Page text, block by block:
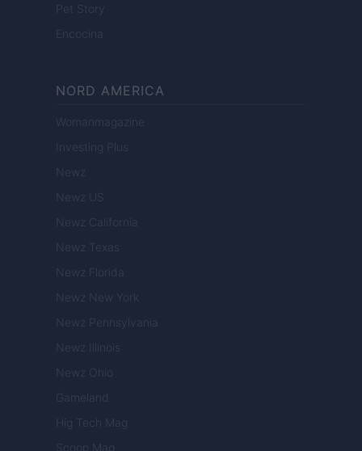
Pet Story
Encocina
NORD AMERICA
Womanmagazine
Investing Plus
Newz
Newz US
Newz California
Newz Texas
Newz Florida
Newz New York
Newz Pennsylvania
Newz Illinois
Newz Ohio
Gameland
Hig Tech Mag
Scoop Mag